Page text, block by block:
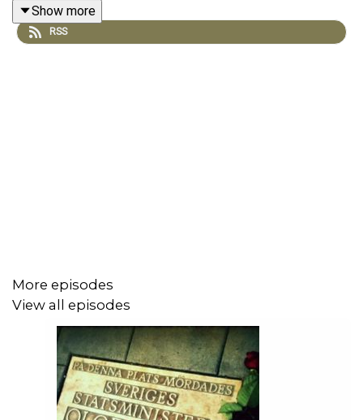
Av och med Tobias Henricsson/PRS Media.
Show more
RSS
More episodes
View all episodes